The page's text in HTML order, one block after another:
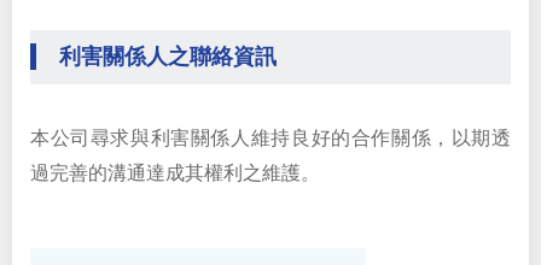
利害關係人之聯絡資訊
本公司尋求與利害關係人維持良好的合作關係，以期透
過完善的溝通達成其權利之維護。